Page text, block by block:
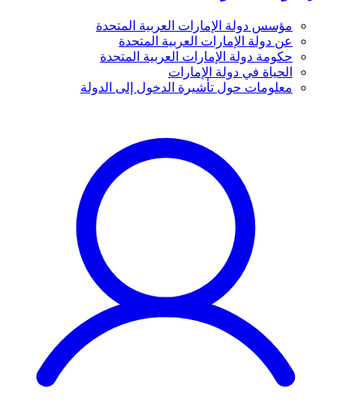
مؤسس دولة الإمارات العربية المتحدة
عن دولة الإمارات العربية المتحدة
حكومة دولة الإمارات العربية المتحدة
الحياة في دولة الإمارات
معلومات حول تأشيرة الدخول إلى الدولة